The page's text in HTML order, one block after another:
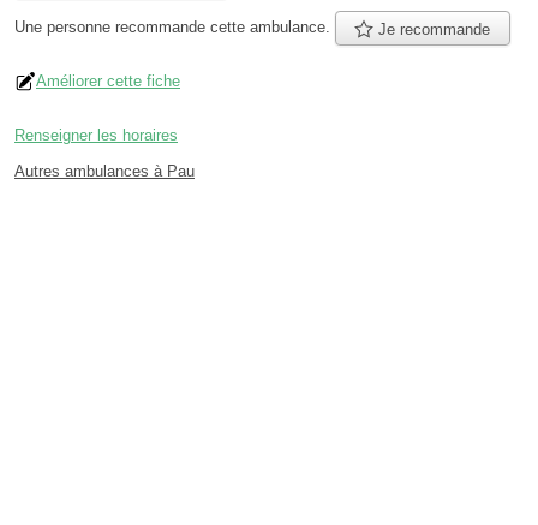
Une personne recommande cette ambulance. Je recommande
Améliorer cette fiche
Renseigner les horaires
Autres ambulances à Pau